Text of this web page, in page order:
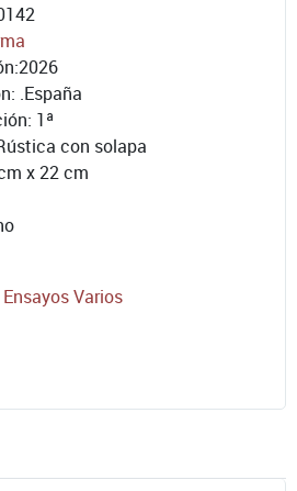
2026
.España
1ª
con solapa
x 22 cm
Ensayos Varios